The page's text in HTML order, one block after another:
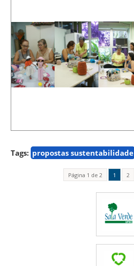
Tags: propostas sustentabilidade
Página 1 de 2 1 2